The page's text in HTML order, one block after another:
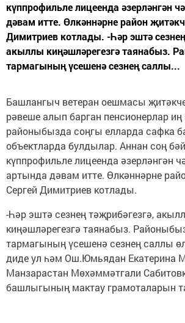
күппрофильле лицеенда әзерләнгән
дәвам итте. Өлкәннәрне район
Димитриев котлады. -Һәр эштә
акыллы киңәшләрегезгә таянабыз.
тармагының үсешенә сезнең саллы...
Башлангыч ветеран оешмасы
рәвеше алып барган пенсионерлар иң
районыбызда соңгы елларда сафка
объектларда булдылар. Аннан соң
күппрофильле лицеенда әзерләнгән
артында дәвам итте. Өлкәннәрне
Сергей Димитриев котлады.
-Һәр эштә сезнең тәҗрибәгезгә,
киңәшләрегезгә таянабыз.
тармагының үсешенә сезнең саллы
диде ул һәм Ош.Юмьядан Екатерина
Манзарастан Мөхәммәтгали
башлыгының мактау грамоталарын